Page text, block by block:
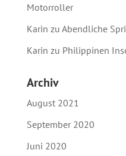
Motorroller
Karin zu Abendliche
Karin zu Philippinen
Archiv
August 2021
September 2020
Juni 2020